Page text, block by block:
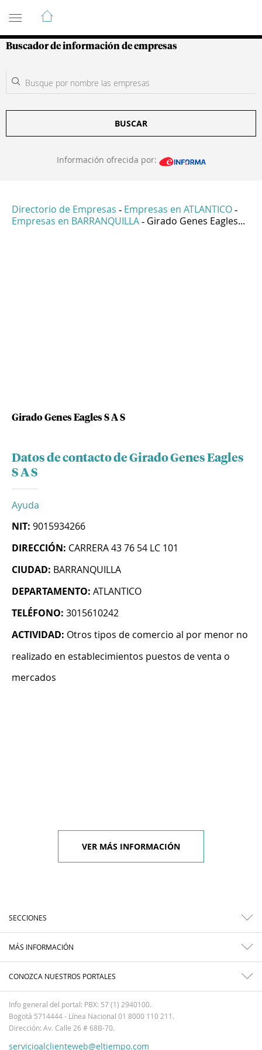
Guía de Empresas Colombianas
Buscador de información de empresas
BUSCAR
Información ofrecida por:
Directorio de Empresas - Empresas en ATLANTICO -
Empresas en BARRANQUILLA - Girado Genes Eagles...
Girado Genes Eagles S A S
Datos de contacto de Girado Genes Eagles
S A S
Ayuda
NIT: 9015934266
DIRECCIÓN: CARRERA 43 76 54 LC 101
CIUDAD: BARRANQUILLA
DEPARTAMENTO: ATLANTICO
TELÉFONO: 3015610242
ACTIVIDAD: Otros tipos de comercio al por menor no
realizado en establecimientos puestos de venta o
mercados
VER MÁS INFORMACIÓN
SECCIONES
MÁS INFORMACIÓN
CONOZCA NUESTROS PORTALES
Info general del portal: PBX: 57 (1) 2940100.
Bogotá 5714444 - Línea Nacional 01 8000 110 211.
Dirección: Av. Calle 26 # 68B-70.
servicioalclienteweb@eltiempo.com